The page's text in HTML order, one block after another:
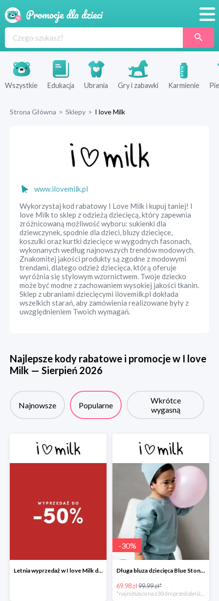
Produkty
Sklepy
Wszystkie Edukacja Ubrania Gry i zabawki Karmienie
Strona Główna > Sklepy > I love Milk
www.ilovemilk.pl
Wykorzystaj kod rabatowy I Love Milk i kupuj taniej! I
love Milk to sklep z odzieżą dziecięcą, który zapewnia
zróżnicowaną możliwość wyboru: sukienki dla
dziewczynek, spodnie dla dzieci, bluzy dziecięce,
koszulki oraz kurtki dziecięce w wygodnych fasonach,
wykonanych według najnowszych trendów modowych.
Znakomitej jakości produkty są zgodne z modowymi
trendami, dlatego odzież dziecięca, którą oferuje
wyróżnia się stylowym wzornictwem. Twoje dziecko
może być modne z zachowaniem wysokiej jakości tkanin.
Sklep z ubraniami dziecięcymi ilovemilk.pl dokłada
wszelkich starań, aby zamówienia realizowane były z
uwzględnieniem Twoich wymagań.
Najlepsze kody rabatowe i promocje w I love
Milk — Sierpień 2026
Najnowsze Popularne
Wkrótce
wygasną
Letnia wyprzedaż w I love Milk do -50%
-30%
Długa bluza dziecięca Blue Stone ILM
69.98 zł99.99 zł*
*najniższa cena z 30 dni przed obniżką